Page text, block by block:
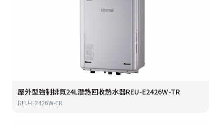
屋外型強制排氣24L潛熱回收熱水器REU-E2426W-TR
REU-E2426W-TR